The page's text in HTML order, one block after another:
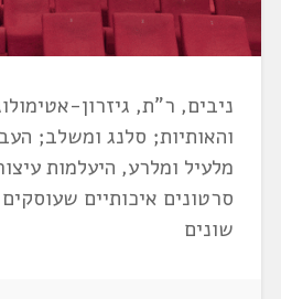
ניבים, ר"ת, גיזרון-
והאותיות; סלנג ומשלב;
מלעיל ומלרע, היעלמות
סרטונים איכותיים
שונים